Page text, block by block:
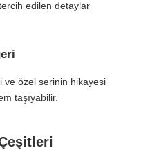
edilen detaylar
ve özel serinin hikayesi
taşıyabilir.